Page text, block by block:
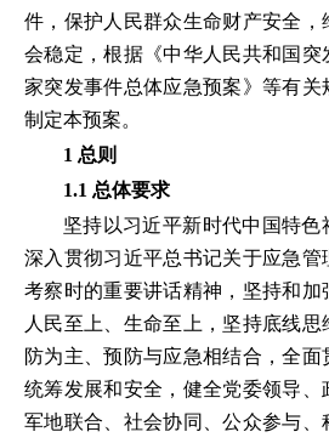
件，保护人民群众生命财产安全，
会稳定，根据《中华人民共和国突
家突发事件总体应急预案》等有关
制定本预案。
1 总则
1.1 总体要求
坚持以习近平新时代中国特色
深入贯彻习近平总书记关于应急管
考察时的重要讲话精神，坚持和
人民至上、生命至上，坚持底线
防为主、预防与应急相结合，全面
统筹发展和安全，健全党委领导、
军地联合、社会协同、公众参与、